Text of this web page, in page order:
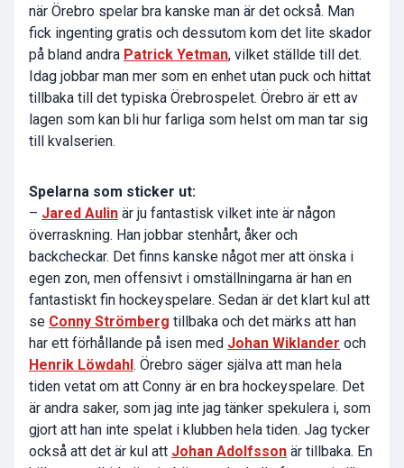
när Örebro spelar bra kanske man är det också. Man
fick ingenting gratis och dessutom kom det lite skador
på bland andra Patrick Yetman, vilket ställde till det.
Idag jobbar man mer som en enhet utan puck och hittat
tillbaka till det typiska Örebrospelet. Örebro är ett av
lagen som kan bli hur farliga som helst om man tar sig
till kvalserien.
Spelarna som sticker ut:
– Jared Aulin är ju fantastisk vilket inte är någon
överraskning. Han jobbar stenhårt, åker och
backcheckar. Det finns kanske något mer att önska i
egen zon, men offensivt i omställningarna är han en
fantastiskt fin hockeyspelare. Sedan är det klart kul att
se Conny Strömberg tillbaka och det märks att han
har ett förhållande på isen med Johan Wiklander och
Henrik Löwdahl . Örebro säger själva att man hela
tiden vetat om att Conny är en bra hockeyspelare. Det
är andra saker, som jag inte jag tänker spekulera i, som
gjort att han inte spelat i klubben hela tiden. Jag tycker
också att det är kul att Johan Adolfsson är tillbaka. En